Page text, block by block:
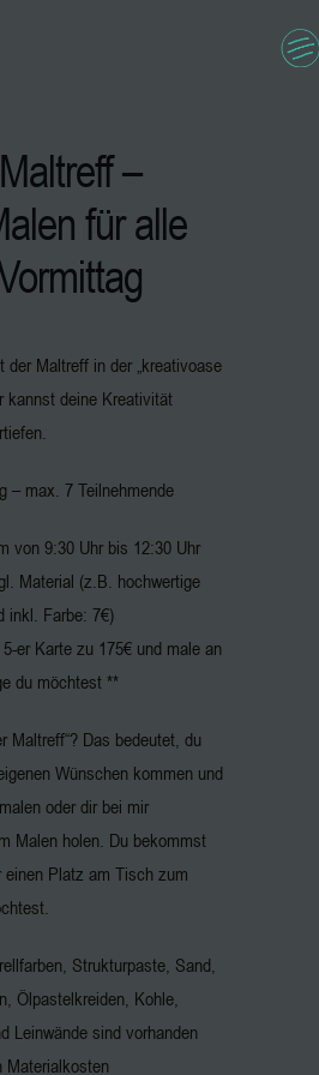
–
für alle
der Maltreff in der „kreativoase
kannst deine Kreativität
– max. 7 Teilnehmende
von 9:30 Uhr bis 12:30 Uhr
Material (z.B. hochwertige
inkl. Farbe: 7€)
er Karte zu 175€ und male an
du möchtest **
Maltreff“? Das bedeutet, du
Wünschen kommen und
oder dir bei mir
Malen holen. Du bekommst
einen Platz am Tisch zum
Strukturpaste, Sand,
Ölpastelkreiden, Kohle,
Leinwände sind vorhanden
Materialkosten